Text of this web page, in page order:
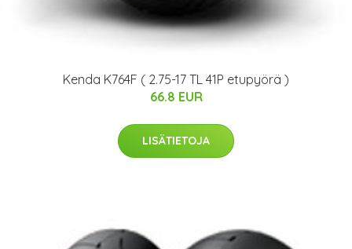
Kenda K764F ( 2.75-17 TL 41P etupyörä )
66.8 EUR
LISÄTIETOJA